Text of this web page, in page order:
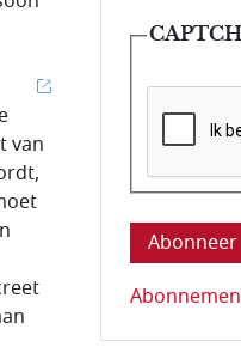
van
Deze